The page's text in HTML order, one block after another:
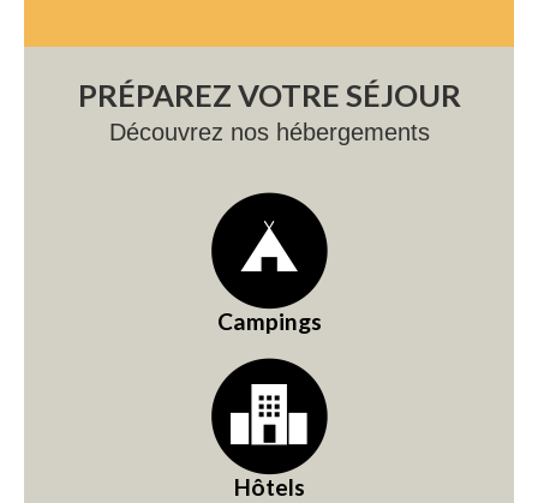
PRÉPAREZ VOTRE SÉJOUR
Découvrez nos hébergements
Campings
Hôtels